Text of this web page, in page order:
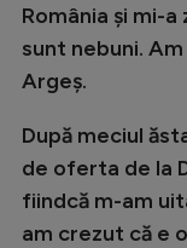
România şi mi-
sunt nebuni.
Argeş.
După meciul
de oferta de la
fiindcă m-am
am crezut că e